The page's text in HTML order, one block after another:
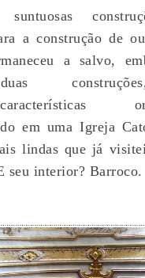
a construção de
a salvo,
em uma Igreja
lindas que já
seu interior? Barroco.